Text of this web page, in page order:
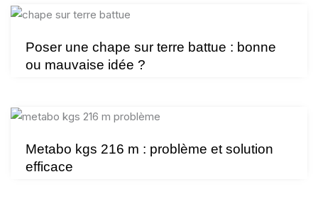
Poser une chape sur terre battue : bonne
ou mauvaise idée ?
Metabo kgs 216 m : problème et solution
efficace